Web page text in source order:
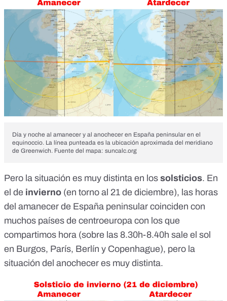
Día y noche al amanecer y al anochecer en España peninsular en el
equinoccio. La línea punteada es la ubicación aproximada del meridiano
de Greenwich. Fuente del mapa: suncalc.org
Pero la situación es muy distinta en los solsticios. En
el de invierno (en torno al 21 de diciembre), las horas
del amanecer de España peninsular coinciden con
muchos países de centroeuropa con los que
compartimos hora (sobre las 8.30h-8.40h sale el sol
en Burgos, París, Berlín y Copenhague), pero la
situación del anochecer es muy distinta.